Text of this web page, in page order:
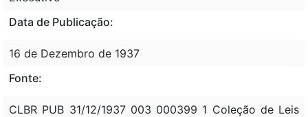
Data de Publicação:
16 de Dezembro de 1937
Fonte:
CLBR PUB 31/12/1937 003 000399 1 Coleção de Leis